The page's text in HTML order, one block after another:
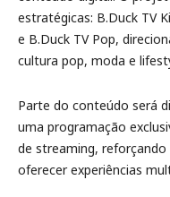
estratégicas: B.Duck TV
e B.Duck TV Pop,
cultura pop, moda e
Parte do conteúdo será
uma programação
de streaming,
oferecer experiências